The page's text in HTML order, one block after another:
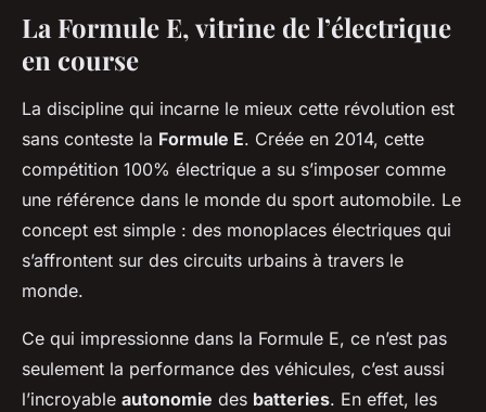
La Formule E, vitrine de l’électrique
en course
La discipline qui incarne le mieux cette révolution est
sans conteste la Formule E. Créée en 2014, cette
compétition 100% électrique a su s’imposer comme
une référence dans le monde du sport automobile. Le
concept est simple : des monoplaces électriques qui
s’affrontent sur des circuits urbains à travers le
monde.
Ce qui impressionne dans la Formule E, ce n’est pas
seulement la performance des véhicules, c’est aussi
l’incroyable autonomie des batteries. En effet, les